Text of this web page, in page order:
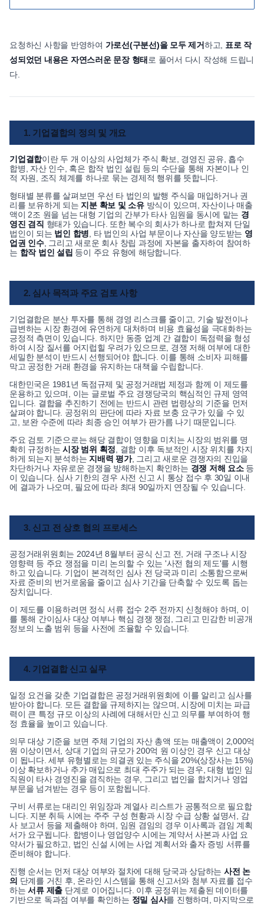
요청하신 사항을 반영하여 가로선(구분선)을 모두 제거하고,
표로 작
성되었던 내용은 자연스러운 문장 형태 로 풀어서 다시 작성해 드립니
다.
1. 기업결합의 정의 및 개요
기업결합이란 두 개 이상의 사업체가 주식 확보, 경영진 공유, 흡수
합병, 자산 인수, 혹은 합작 법인 설립 등의 수단을 통해 자본이나 인
적 자원, 조직 체계를 하나로 묶는 경제적 행위를 뜻합니다.
형태별 분류를 살펴보면 우선 타 법인의 발행 주식을 매입하거나 권
리를 보유하게 되는 지분 확보 및 소유방식이 있으며, 자산이나 매출
액이 2조 원을 넘는 대형 기업의 간부가 타사 임원을 동시에 맡는 경
영진 겸직 형태가 있습니다. 또한 복수의 회사가 하나로 합쳐져 단일
법인이 되는 법인 합병 , 타 법인의 사업 부문이나 자산을 양도받는 영
업권 인수, 그리고 새로운 회사 창립 과정에 자본을 출자하여 참여하
는 합작 법인 설립 등이 주요 유형에 해당합니다.
2. 심사 목적과 주요 검토 사항
기업결합은 분산 투자를 통해 경영 리스크를 줄이고, 기술 발전이나
급변하는 시장 환경에 유연하게 대처하며 비용 효율성을 극대화하는
긍정적 측면이 있습니다. 하지만 동종 업계 간 결합이 독점력을 형성
하여 시장 질서를 어지럽힐 우려가 있으므로, 경쟁 저해 여부에 대한
세밀한 분석이 반드시 선행되어야 합니다. 이를 통해 소비자 피해를
막고 공정한 거래 환경을 유지하는 대책을 수립합니다.
대한민국은 1981년 독점규제 및 공정거래법 제정과 함께 이 제도를
운용하고 있으며, 이는 글로벌 주요 경쟁당국의 핵심적인 규제 영역
입니다. 결합을 추진하기 전에는 반드시 관련 법령상의 기준을 먼저
살펴야 합니다. 공정위의 판단에 따라 자료 보충 요구가 있을 수 있
고, 보완 수준에 따라 최종 승인 여부가 판가름 나기 때문입니다.
주요 검토 기준으로는 해당 결합이 영향을 미치는 시장의 범위를 명
확히 규정하는 시장 범위 획정 , 결합 이후 독보적인 시장 위치를 차지
하게 되는지 분석하는 지배력 평가, 그리고 새로운 경쟁자의 진입을
차단하거나 자유로운 경쟁을 방해하는지 확인하는 경쟁 저해 요소등
이 있습니다. 심사 기한의 경우 사전 신고 시 통상 접수 후 30일 이내
에 결과가 나오며, 필요에 따라 최대 90일까지 연장될 수 있습니다.
3. 신고 전 상호 협의 프로세스
공정거래위원회는 2024년 8월부터 공식 신고 전, 거래 구조나 시장
영향력 등 주요 쟁점을 미리 논의할 수 있는 '사전 협의 제도'를 시행
하고 있습니다. 기업이 본격적인 심사 전 당국과 미리 소통함으로써
자료 준비의 번거로움을 줄이고 심사 기간을 단축할 수 있도록 돕는
장치입니다.
이 제도를 이용하려면 정식 서류 접수 2주 전까지 신청해야 하며, 이
를 통해 간이심사 대상 여부나 핵심 경쟁 쟁점, 그리고 민감한 비공개
정보의 노출 범위 등을 사전에 조율할 수 있습니다.
4. 기업결합 신고 실무
일정 요건을 갖춘 기업결합은 공정거래위원회에 이를 알리고 심사를
받아야 합니다. 모든 결합을 규제하지는 않으며, 시장에 미치는 파급
력이 큰 특정 규모 이상의 사례에 대해서만 신고 의무를 부여하여 행
정 효율을 높이고 있습니다.
의무 대상 기준을 보면 주체 기업의 자산 총액 또는 매출액이 2,000억
원 이상이면서, 상대 기업의 규모가 200억 원 이상인 경우 신고 대상
이 됩니다. 세부 유형별로는 의결권 있는 주식을 20%(상장사는 15%)
이상 확보하거나 추가 매입으로 최대 주주가 되는 경우, 대형 법인 임
직원이 타사 경영진을 겸직하는 경우, 그리고 법인을 합치거나 영업
부문을 넘겨받는 경우 등이 포함됩니다.
구비 서류로는 대리인 위임장과 계열사 리스트가 공통적으로 필요합
니다. 지분 취득 시에는 주주 구성 현황과 시장 수급 상황 설명서, 감
사 보고서 등을 제출해야 하며, 임원 겸임의 경우 이사록과 겸임 계획
서가 요구됩니다. 합병이나 영업양수 시에는 계약서 사본과 사업 요
약서가 필요하고, 법인 신설 시에는 사업 계획서와 출자 증빙 서류를
준비해야 합니다.
진행 순서는 먼저 대상 여부와 절차에 대해 당국과 상담하는 사전 논
의 단계를 거친 후, 온라인 시스템을 통해 신고서와 첨부 자료를 접수
하는서류 제출 단계로 이어집니다. 이후 공정위는 제출된 데이터를
기반으로 독과점 여부를 확인하는 정밀 심사를 진행하며, 마지막으로